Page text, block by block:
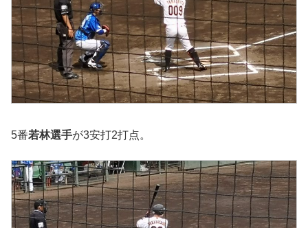
5番若林選手が3安打2打点。